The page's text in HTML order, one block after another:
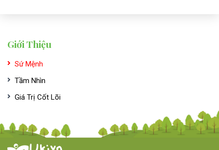
Giới Thiệu
Sứ Mệnh
Tầm Nhìn
Giá Trị Cốt Lõi